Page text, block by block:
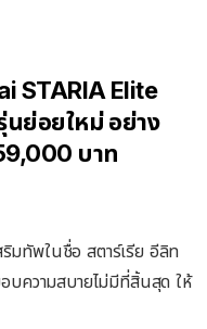
STARIA Elite
นย่อยใหม่ อย่าง
บาท
มทัพในชื่อ สตาร์เรีย อีลิท
ความสบายไม่มีที่สิ้นสุด ให้